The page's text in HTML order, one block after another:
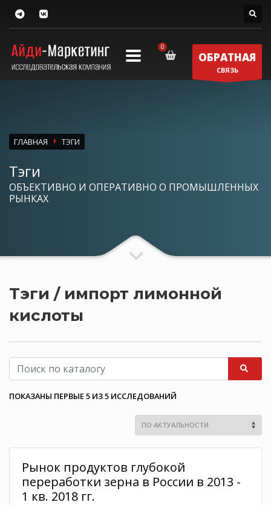
ОБРАТНАЯ
СВЯЗЬ
ГЛАВНАЯ ТЭГИ
Тэги
ОБЪЕКТИВНО И ОПЕРАТИВНО О ПРОМЫШЛЕННЫХ
РЫНКАХ
Тэги / импорт лимонной
кислоты
ПОКАЗАНЫ ПЕРВЫЕ 5 ИЗ 5 ИССЛЕДОВАНИЙ
Рынок продуктов глубокой
переработки зерна в России в 2013 -
1 кв. 2018 гг.